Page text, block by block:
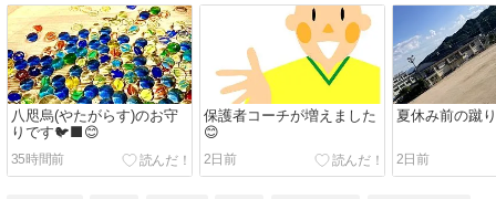
八咫烏(やたがらす)のお守
りです🐦‍⬛😊
35時間前
保護者コーチが増えました
😊
2日前
夏休み前の蹴
2日前